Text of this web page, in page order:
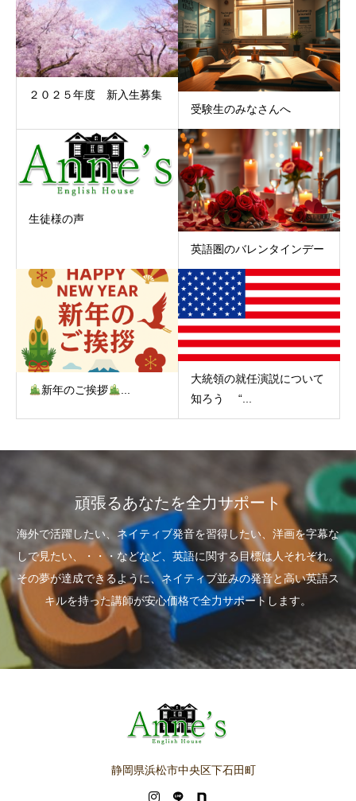
２０２５年度 新入生募集
受験生のみなさんへ
生徒様の声
英語圏のバレンタインデー
新年のご挨拶
大統領の就任演説について
知ろう “...
頑張るあなたを全力サポート
海外で活躍したい、ネイティブ発音を習得したい、洋画を字幕な
しで見たい、・・・などなど、英語に関する目標は人それぞれ。
その夢が達成できるように、ネイティブ並みの発音と高い英語ス
キルを持った講師が安心価格で全力サポートします。
静岡県浜松市中央区下石田町